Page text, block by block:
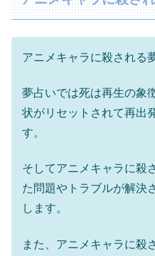
アニメキャラに殺される
夢占いでは死は再生の象
状がリセットされて再出
す。
そしてアニメキャラに殺
た問題やトラブルが解決
します。
また、アニメキャラに殺